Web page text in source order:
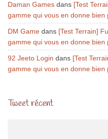
Daman Gamesdans [Test
gamme qui vous en donne bien
DM Gamedans [Test Terrain]
gamme qui vous en donne bien
92 Jeeto Login dans [Test
gamme qui vous en donne bien
Tweet récent